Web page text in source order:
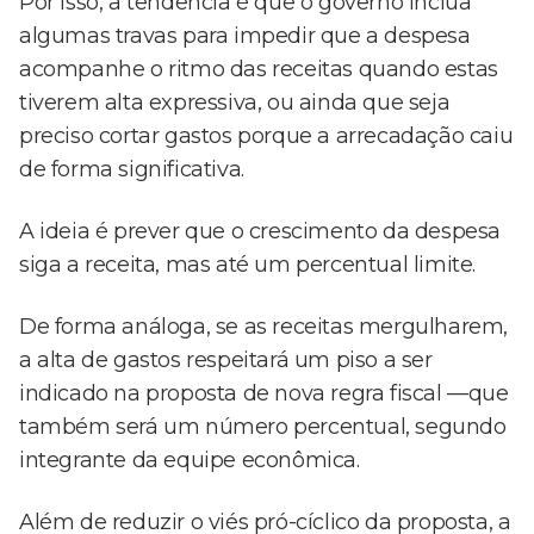
algumas travas para impedir que a despesa
acompanhe o ritmo das receitas quando estas
tiverem alta expressiva, ou ainda que seja
preciso cortar gastos porque a arrecadação caiu
de forma significativa.
A ideia é prever que o crescimento da despesa
siga a receita, mas até um percentual limite.
De forma análoga, se as receitas mergulharem,
a alta de gastos respeitará um piso a ser
indicado na proposta de nova regra fiscal —que
também será um número percentual, segundo
integrante da equipe econômica.
Além de reduzir o viés pró-cíclico da proposta, a